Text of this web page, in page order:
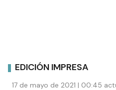
EDICIÓN IMPRESA
17 de mayo de 2021 | 00:45